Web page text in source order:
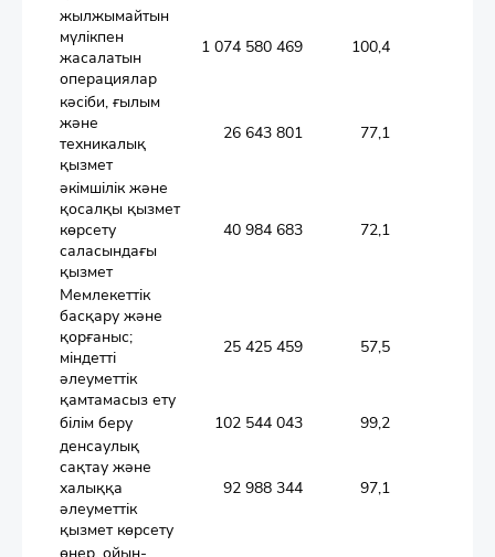
жылжымайтын
мүлікпен
жасалатын
операциялар
1 074 580 469 100,4
кәсіби, ғылым
және
техникалық
қызмет
26 643 801 77,1
әкімшілік және
қосалқы қызмет
көрсету
саласындағы
қызмет
40 984 683 72,1
Мемлекеттік
басқару және
қорғаныс;
міндетті
әлеуметтік
қамтамасыз ету
25 425 459 57,5
білім беру 102 544 043
99,2
денсаулық
сақтау және
халыққа
әлеуметтік
қызмет көрсету
92 988 344 97,1